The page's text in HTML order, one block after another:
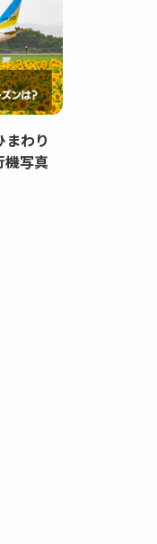
わり
機写真